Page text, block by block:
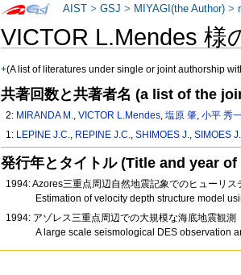
VICTOR L.Mendes 様
+(A list of literatures under single or joint authorship
共著回数と共著者名 (a list of the
2: MIRANDA M.,VICTOR L.Mendes,塩原 肇,小平 秀
1: LEPINE J.C., REPINE J.C.,SHIMOES J.,SIMOES J.
発行年とタイトル (Title and year
1994: Azores三重点周辺自然地震記象でのヒューリ
Estimation of velocity depth structure model
1994: アゾレス三重点周辺での大規模な海底地震観測
A large scale seismological DES observation
AIST >GSJ > MIYAGI(the Author) >